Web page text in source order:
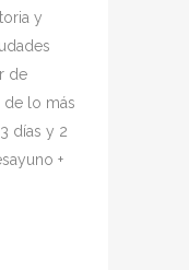
y
de
de lo más
días y 2
+